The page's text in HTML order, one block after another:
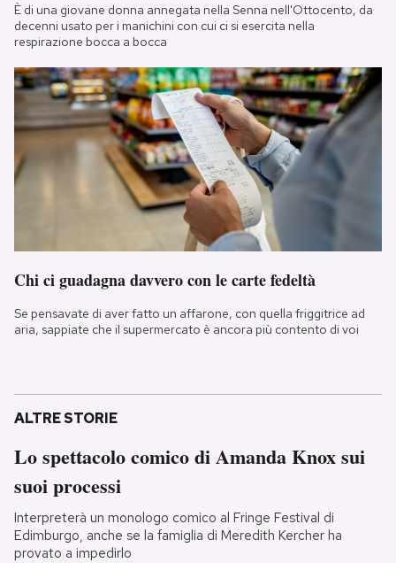
È di una giovane donna annegata nella Senna nell'Ottocento, da
decenni usato per i manichini con cui ci si esercita nella
respirazione bocca a bocca
Chi ci guadagna davvero con le carte fedeltà
Se pensavate di aver fatto un affarone, con quella friggitrice ad
aria, sappiate che il supermercato è ancora più contento di voi
ALTRE STORIE
Lo spettacolo comico di Amanda Knox sui
suoi processi
Interpreterà un monologo comico al Fringe Festival di
Edimburgo, anche se la famiglia di Meredith Kercher ha
provato a impedirlo